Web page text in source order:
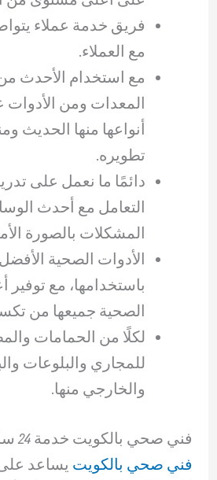
فريق خدمة عملاء
مع العملاء.
مع استخدام الأحدث
المعدات ومن الأدوات
أنواعها منها الحديث
تطويره.
دائمًا ما نعمل على
التعامل مع أحدث
المشكلات بالصورة
الأدوات الصحية
باستخدامها، مع توفير
الصحية جميعها من
لكلًا من الحمامات
للمجاري والبلوعات
والخارجي منها.
فني صحي بالكويت خدمة 24 ساعة
فني صحي بالكويت يساعد